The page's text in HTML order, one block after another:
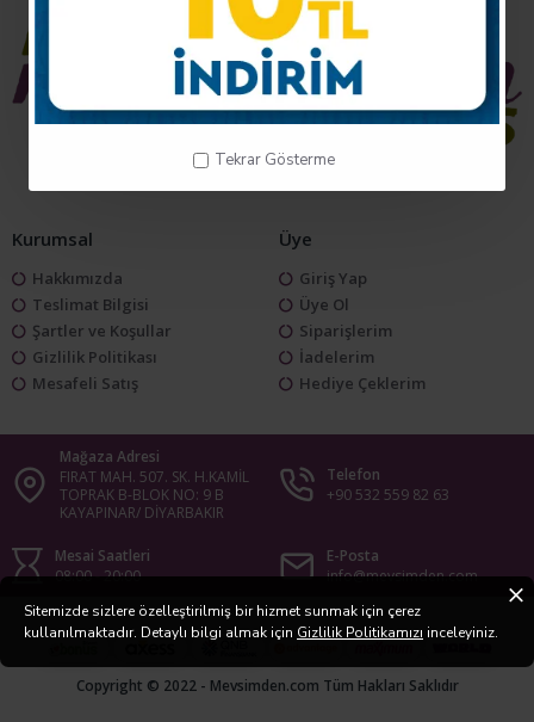
Tekrar Gösterme
Kurumsal
Hakkımızda
Teslimat Bilgisi
Şartler ve Koşullar
Gizlilik Politikası
Mesafeli Satış
Üye
Giriş Yap
Üye Ol
Siparişlerim
İadelerim
Hediye Çeklerim
Mağaza Adresi
FIRAT MAH. 507. SK. H.KAMİL
TOPRAK B-BLOK NO: 9 B
KAYAPINAR/ DİYARBAKIR
Telefon
+90 532 559 82 63
Mesai Saatleri
08:00 - 20:00
E-Posta
info@mevsimden.com
Copyright © 2022 - Mevsimden.com Tüm Hakları Saklıdır
Sitemizde sizlere özelleştirilmiş bir hizmet sunmak için çerez
kullanılmaktadır. Detaylı bilgi almak için Gizlilik Politikamızı inceleyiniz.